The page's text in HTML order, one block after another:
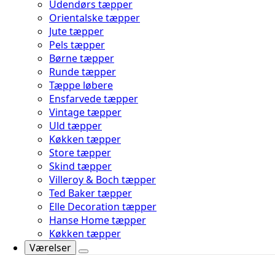
Udendørs tæpper
Orientalske tæpper
Jute tæpper
Pels tæpper
Børne tæpper
Runde tæpper
Tæppe løbere
Ensfarvede tæpper
Vintage tæpper
Uld tæpper
Køkken tæpper
Store tæpper
Skind tæpper
Villeroy & Boch tæpper
Ted Baker tæpper
Elle Decoration tæpper
Hanse Home tæpper
Køkken tæpper
Værelser